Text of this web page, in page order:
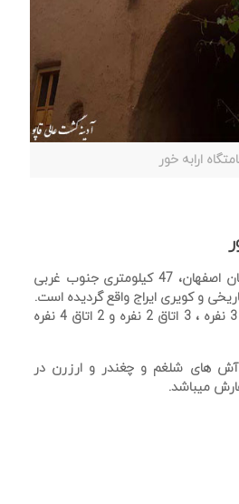
ارابه خور
اقامتگاه ارابه خور در استان اصفهان، 47 کیلومتری جنوب غربی
و کویری ایراج واقع گردیده است.
این اقامتگاه دارای 2 اتاق 3 نفره ، 3 اتاق 2 نفره و 2 اتاق 4 نفره
آش های شلغم و چغندر و ارزرن در
میباشد.